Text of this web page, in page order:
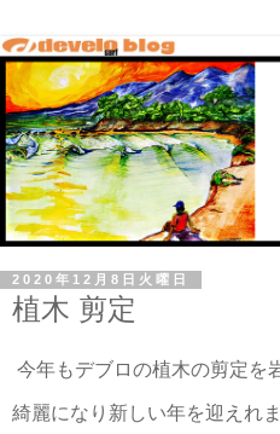
2020年12月8日火曜日
植木 剪定
今年もデブロの植木の剪定を
綺麗になり新しい年を迎えれま